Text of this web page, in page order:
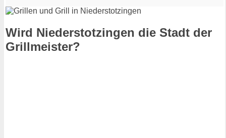
Wird Niederstotzingen die Stadt der
Grillmeister?